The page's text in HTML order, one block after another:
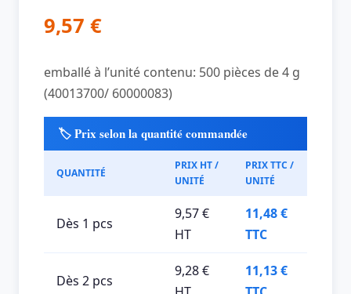
9,57 €
emballé à l’unité contenu: 500 pièces de 4 g
(40013700/ 60000083)
🏷️ Prix selon la quantité commandée
QUANTITÉ
PRIX HT /
UNITÉ
PRIX TTC /
UNITÉ
Dès 1 pcs
9,57 €
HT
11,48 €
TTC
Dès 2 pcs
9,28 €
11,13 €